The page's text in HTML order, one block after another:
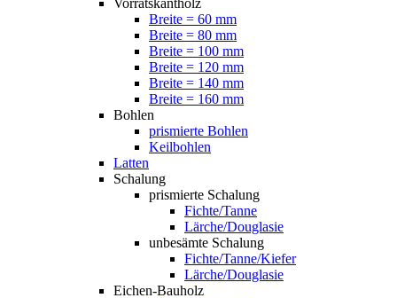
Vorratskantholz
Breite = 60 mm
Breite = 80 mm
Breite = 100 mm
Breite = 120 mm
Breite = 140 mm
Breite = 160 mm
Bohlen
prismierte Bohlen
Keilbohlen
Latten
Schalung
prismierte Schalung
Fichte/Tanne
Lärche/Douglasie
unbesämte Schalung
Fichte/Tanne/Kiefer
Lärche/Douglasie
Eichen-Bauholz